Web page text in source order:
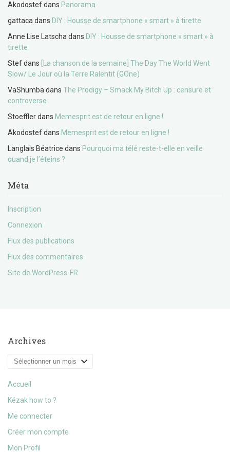
Akodostefdans Panorama
gattacadans DIY : Housse de smartphone « smart » à tirette
Anne Lise Latschadans DIY : Housse de smartphone « smart » à
tirette
Stefdans
[La chanson de la semaine] The Day The World Went
Slow/ Le Jour où la Terre Ralentit (GOne)
VaShumbadans The Prodigy – Smack My Bitch Up : censure et
controverse
Stoefflerdans Memesprit est de retour en ligne !
Akodostefdans Memesprit est de retour en ligne !
Langlais Béatrice dans Pourquoi ma télé reste-t-elle en veille
quand je l’éteins ?
Méta
Inscription
Connexion
Flux des publications
Flux des commentaires
Site de WordPress-FR
Archives
Archives
Accueil
Kézak how to ?
Me connecter
Créer mon compte
Mon Profil